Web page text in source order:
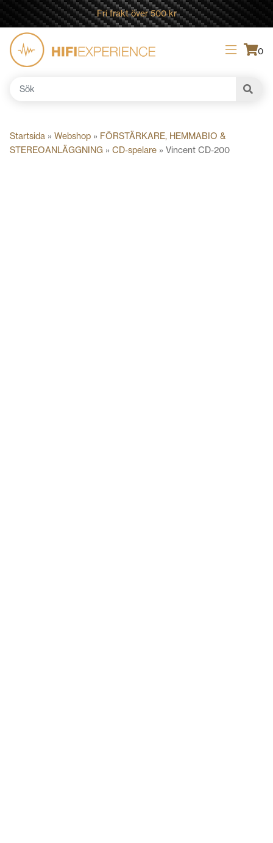
Fri frakt över 500 kr
0
Sök
Startsida » Webshop » FÖRSTÄRKARE, HEMMABIO &
STEREOANLÄGGNING » CD-spelare » Vincent CD-200